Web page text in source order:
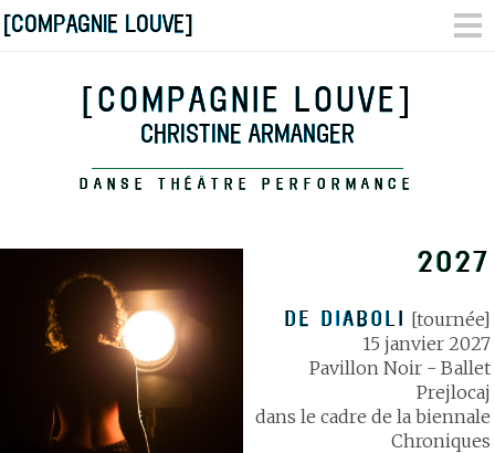
[COMPAGNIE LOUVE]
CHRISTINE ARMANGER
DANSE THÉÂTRE PERFORMANCE
[COMPAGNIE LOUVE]
2027
DE DIABOLI [tournée]
15 janvier 2027
Pavillon Noir - Ballet
Prejlocaj
dans le cadre de la biennale
Chroniques